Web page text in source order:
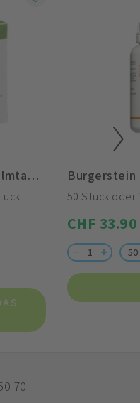
Zeller Herz und Nerven Filmtabletten Burgerstein
50 Stück oder
CHF 33.90
70